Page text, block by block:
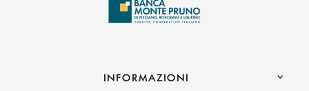
INFORMAZIONI